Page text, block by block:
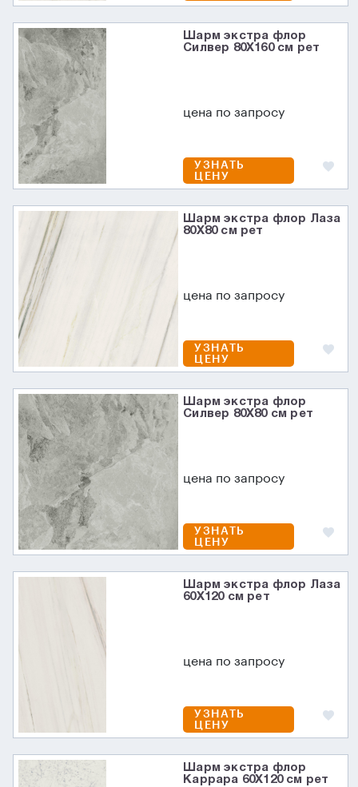
Шарм экстра флор
Силвер 80X160 см рет
цена по запросу
УЗНАТЬ
ЦЕНУ
Шарм экстра флор Лаза
80X80 см рет
цена по запросу
УЗНАТЬ
ЦЕНУ
Шарм экстра флор
Силвер 80X80 см рет
цена по запросу
УЗНАТЬ
ЦЕНУ
Шарм экстра флор Лаза
60X120 см рет
цена по запросу
УЗНАТЬ
ЦЕНУ
Шарм экстра флор
Каррара 60X120 см рет